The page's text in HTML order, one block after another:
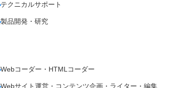
テクニカルサポート
製品開発・研究
Webコーダー・HTMLコーダー
Webサイト運営・コンテンツ企画・ライター・編集